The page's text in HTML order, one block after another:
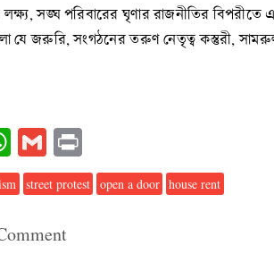
সঙ্ঘ পরিবারের ঘৃণার রাজনীতির
যে জরুরি, সংগঠনের তরুণ নেতৃত্ব কস্তুরী,
WhatsApp
Gmail
street protest open a door house rent